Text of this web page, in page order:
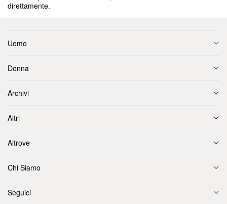
direttamente.
Uomo
Donna
Archivi
Altri
Altrove
Chi Siamo
Seguici